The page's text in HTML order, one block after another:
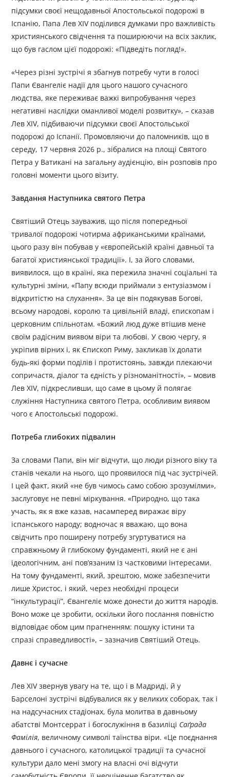
підсумки своєї нещодавньої Апостольської подорожі в
Іспанію, Папа Лев XIV поділився думками про важливість
християнського свідчення та поширюючи на всіх заклик,
що був гаслом цієї подорожі: «Підведіть погляд!».
«Через різні зустрічі я збагнув потребу чути в голосі
Папи Євангеліє надії для цього нашого сучасного
людства, яке переживає важкі випробування через
негативні наслідки оманливої моделі розвитку», – сказав
Лев XIV, підбиваючи підсумки своєї Апостольської
подорожі до Іспанії. Промовляючи до паломників, що в
середу, 17 червня 2026 р., зібралися на площі Святого
Петра у Ватикані на загальну аудієнцію, він розповів про
головні моменти цього візиту.
Завдання Наступника святого Петра
Святіший Отець зауважив, що після попередньої
тривалої подорожі чотирма африканськими країнами,
цього разу він побував у «європейській країні давньої та
багатої християнської традиції». І, за його словами,
виявилося, що в країні, яка пережила значні соціальні та
культурні зміни, «Папу всюди приймали з ентузіазмом і
відкритістю на слухання». За це він подякував Богові,
всьому народові, королю та цивільній владі, єпископам і
церковним спільнотам. «Божий люд дуже втішив мене
своїм радісним виявом віри та любові. У свою чергу, я
укріпив вірних і, як Єпископ Риму, закликав їх долати
будь-які форми поділів і протистоянь, завжди плекаючи
сопричастя, діалог та єдність у різноманітності», – мовив
Лев XIV, підкресливши, що саме в цьому й полягає
служіння Наступника святого Петра, особливим виявом
чого є Апостольські подорожі.
Потреба глибоких підвалин
За словами Папи, він міг відчути, що люди різного віку та
станів чекали на нього, що проявилося під час зустрічей.
І цей факт, який «не був чимось само собою зрозумілми»,
заслуговує не певні міркування. «Природно, що така
участь, як я вже казав, насамперед виражає віру
іспанського народу; водночас я вважаю, що вона
свідчить про поширену потребу згуртуватися на
справжньому й глибокому фундаменті, який не є ані
ідеологічним, ані пов’язаним із частковими інтересами.
На тому фундаменті, який, зрештою, може забезпечити
лише Христос, і який, через необхідні процеси
“інкультурації”, Євангеліє може донести до життя народів.
Воно може це зробити, оскільки його послання повністю
відповідає обом цим прагненням: пошуку істини та
спразі справедливості», – зазначив Святіший Отець.
Давнє і сучасне
Лев XIV звернув увагу на те, що і в Мадриді, й у
Барселоні зустрічі відбувалися як у великих соборах, так і
на надсучасних стадіонах, була молитва в давньому
абатстві Монтсеррат і богослужіння в базиліці Caґрада
Фамілія, величному символі таїнства віри. «Це поєднання
давнього і сучасного, католицької традиції та сучасної
культури дало мені змогу на власні очі відчути